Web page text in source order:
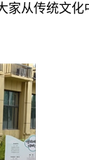
从传统文